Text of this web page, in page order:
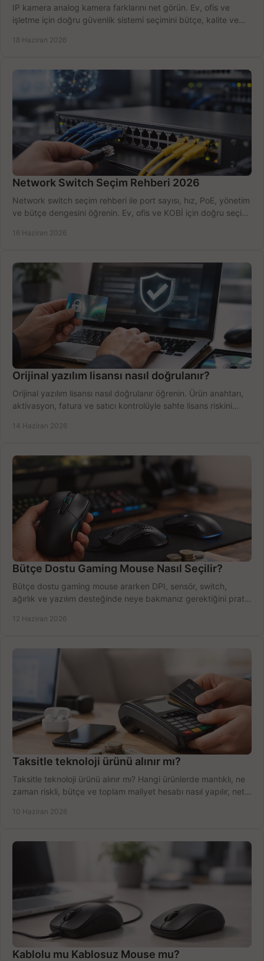
IP kamera analog kamera farklarını net görün. Ev, ofis ve
işletme için doğru güvenlik sistemi seçimini bütçe, kalite ve
18 Haziran 2026
Network Switch Seçim Rehberi 2026
Network switch seçim rehberi ile port sayısı, hız, PoE, yönetim
ve bütçe dengesini öğrenin. Ev, ofis ve KOBİ için doğru seçimi
16 Haziran 2026
Orijinal yazılım lisansı nasıl doğrulanır?
Orijinal yazılım lisansı nasıl doğrulanır öğrenin. Ürün anahtarı,
aktivasyon, fatura ve satıcı kontrolüyle sahte lisans riskini
14 Haziran 2026
Bütçe Dostu Gaming Mouse Nasıl Seçilir?
Bütçe dostu gaming mouse ararken DPI, sensör, switch,
ağırlık ve yazılım desteğinde neye bakmanız gerektiğini pratik
12 Haziran 2026
Taksitle teknoloji ürünü alınır mı?
Taksitle teknoloji ürünü alınır mı? Hangi ürünlerde mantıklı, ne
zaman riskli, bütçe ve toplam maliyet hesabı nasıl yapılır, net
10 Haziran 2026
Kablolu mu Kablosuz Mouse mu?